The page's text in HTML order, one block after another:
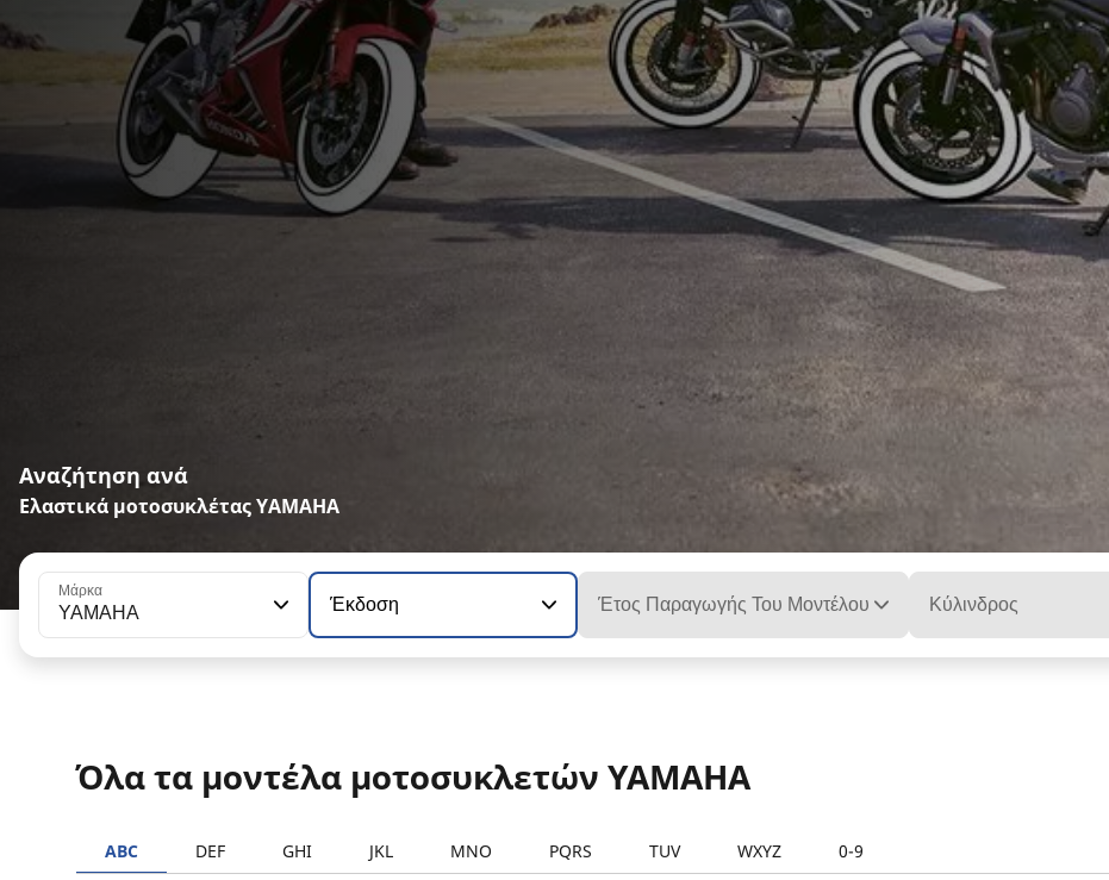
Αναζήτηση ανά
Ελαστικά μοτοσυκλέτας YAMAHA
Μάρκα
YAMAHA Έκδοση Έτος Παραγωγής Του Μοντέλου Κύλινδρος
Όλα τα μοντέλα μοτοσυκλετών YAMAHA
ABC DEF GHI JKL MNO PQRS TUV WXYZ 0-9